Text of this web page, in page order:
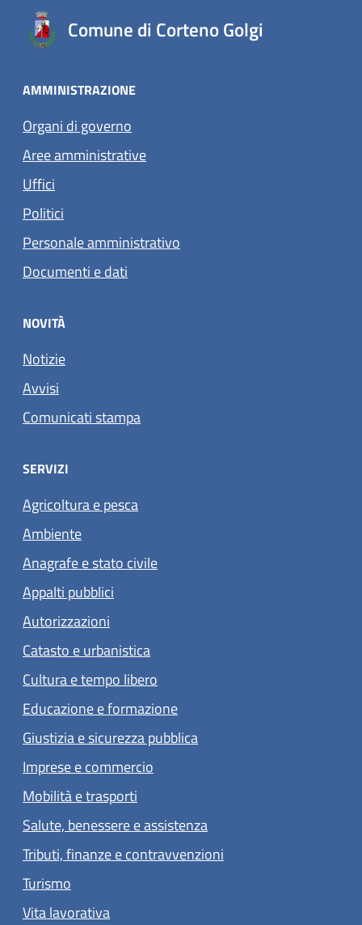
Comune di Corteno Golgi
AMMINISTRAZIONE
Organi di governo
Aree amministrative
Uffici
Politici
Personale amministrativo
Documenti e dati
NOVITÀ
Notizie
Avvisi
Comunicati stampa
SERVIZI
Agricoltura e pesca
Ambiente
Anagrafe e stato civile
Appalti pubblici
Autorizzazioni
Catasto e urbanistica
Cultura e tempo libero
Educazione e formazione
Giustizia e sicurezza pubblica
Imprese e commercio
Mobilità e trasporti
Salute, benessere e assistenza
Tributi, finanze e contravvenzioni
Turismo
Vita lavorativa